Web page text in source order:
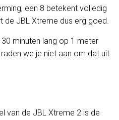
een 8 betekent volledig
JBL Xtreme dus erg goed.
minuten lang op 1 meter
we je niet aan om dat uit
van de JBL Xtreme 2 is de